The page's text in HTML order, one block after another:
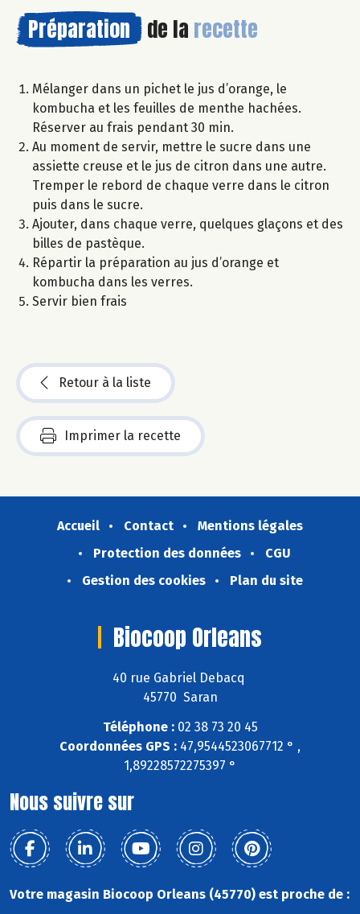
Préparation de la recette
Mélanger dans un pichet le jus d’orange, le
kombucha et les feuilles de menthe hachées.
Réserver au frais pendant 30 min.
Au moment de servir, mettre le sucre dans une
assiette creuse et le jus de citron dans une autre.
Tremper le rebord de chaque verre dans le citron
puis dans le sucre.
Ajouter, dans chaque verre, quelques glaçons et des
billes de pastèque.
Répartir la préparation au jus d’orange et
kombucha dans les verres.
Servir bien frais
Retour à la liste
Imprimer la recette
Accueil Contact
Mentions légales
Protection des données
CGU
Gestion des cookies
Plan du site
Biocoop Orleans
40 rue Gabriel Debacq
45770 Saran
Téléphone :02 38 73 20 45
Coordonnées GPS : 47,9544523067712 ° ,
1,89228572275397 °
Nous suivre sur
Votre magasin Biocoop Orleans (45770) est proche de :